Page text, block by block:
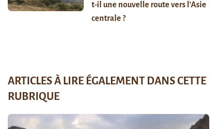
t-il une nouvelle route vers l’Asie
centrale ?
ARTICLES À LIRE ÉGALEMENT DANS CETTE
RUBRIQUE